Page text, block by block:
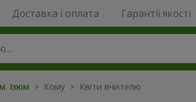
Доставка і оплата Гарантії якості
Ізюм > Кому > Квіти вчителю